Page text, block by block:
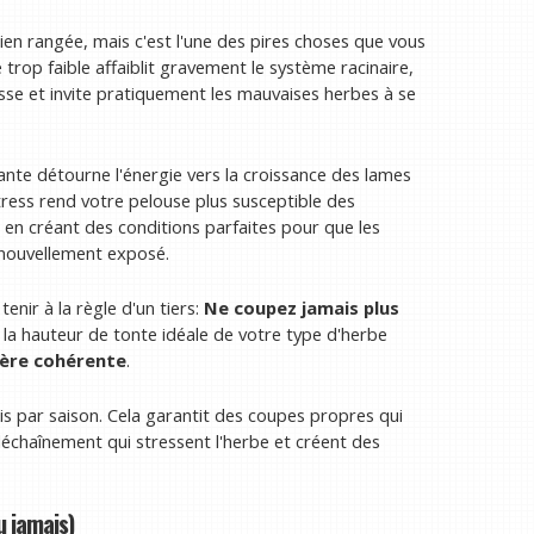
rangée, mais c'est l'une des pires choses que vous
faible affaiblit gravement le système racinaire,
et invite pratiquement les mauvaises herbes à se
détourne l'énergie vers la croissance des lames
rend votre pelouse plus susceptible des
créant des conditions parfaites pour que les
exposé.
à la règle d'un tiers: Ne coupez jamais plus
la hauteur de tonte idéale de votre type d'herbe
cohérente.
par saison. Cela garantit des coupes propres qui
qui stressent l'herbe et créent des
jamais)